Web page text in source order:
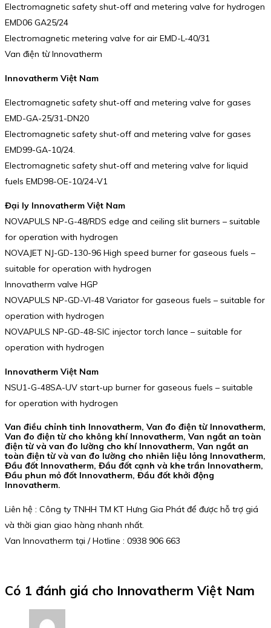
Electromagnetic safety shut-off and metering valve for hydrogen
EMD06 GA25/24
Electromagnetic metering valve for air EMD-L-40/31
Van điện từ Innovatherm
Innovatherm Việt Nam
Electromagnetic safety shut-off and metering valve for gases
EMD-GA-25/31-DN20
Electromagnetic safety shut-off and metering valve for gases
EMD99-GA-10/24.
Electromagnetic safety shut-off and metering valve for liquid
fuels EMD98-OE-10/24-V1
Đại ly Innovatherm Việt Nam
NOVAPULS NP-G-48/RDS edge and ceiling slit burners – suitable
for operation with hydrogen
NOVAJET NJ-GD-130-96 High speed burner for gaseous fuels –
suitable for operation with hydrogen
Innovatherm valve HGP
NOVAPULS NP-GD-VI-48 Variator for gaseous fuels – suitable for
operation with hydrogen
NOVAPULS NP-GD-48-SIC injector torch lance – suitable for
operation with hydrogen
Innovatherm Việt Nam
NSU1-G-48SA-UV start-up burner for gaseous fuels – suitable
for operation with hydrogen
Van điều chỉnh tinh Innovatherm, Van đo điện từ Innovatherm,
Van đo điện từ cho không khí Innovatherm, Van ngắt an toàn
điện từ và van đo lường cho khí Innovatherm, Van ngắt an
toàn điện từ và van đo lường cho nhiên liệu lỏng Innovatherm,
Đầu đốt Innovatherm, Đầu đốt cạnh và khe trần Innovatherm,
Đầu phun mỏ đốt Innovatherm, Đầu đốt khởi động
Innovatherm.
Liên hệ : Công ty TNHH TM KT Hưng Gia Phát để được hỗ trợ giá
và thời gian giao hàng nhanh nhất.
Van Innovatherm tại / Hotline : 0938 906 663
Có 1 đánh giá cho Innovatherm Việt Nam